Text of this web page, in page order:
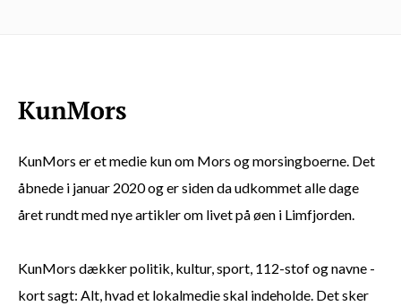
KunMors er et medie kun om Mors og morsingboerne. Det
åbnede i januar 2020 og er siden da udkommet alle dage
året rundt med nye artikler om livet på øen i Limfjorden.
KunMors dækker politik, kultur, sport, 112-stof og navne -
kort sagt: Alt, hvad et lokalmedie skal indeholde. Det sker